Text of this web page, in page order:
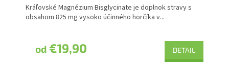
od €19,90 DETAIL
Kráľovské Magnézium Bisglycinate je doplnok stravy s
obsahom 825 mg vysoko účinného horčíka v...